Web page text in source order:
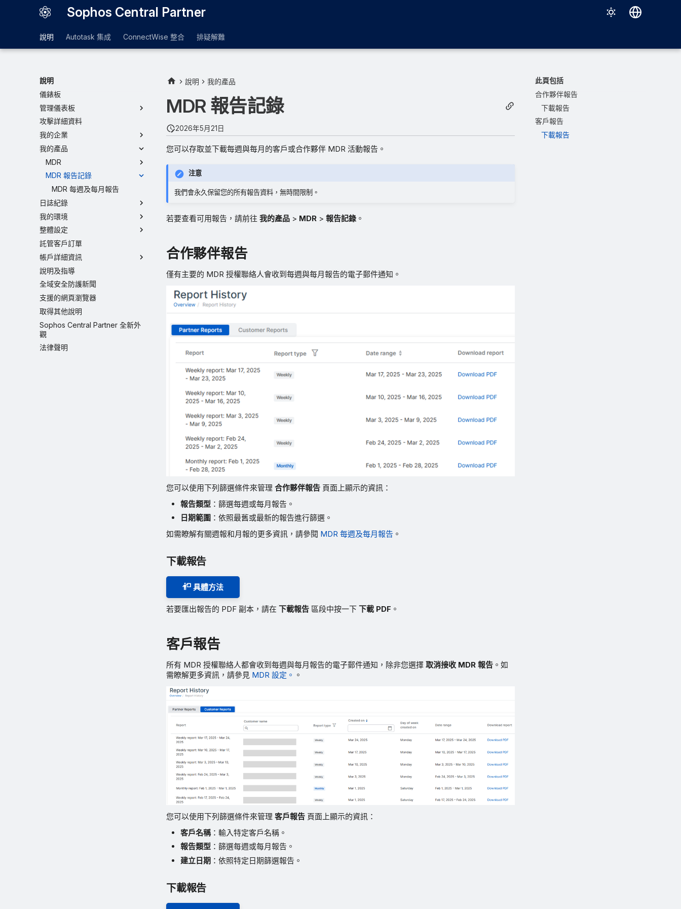
Sophos Central Partner
說明 Autotask 集成 ConnectWise 整合 排疑解難
說明
儀錶板
管理儀表板
攻擊詳細資料
我的企業
我的產品
MDR
MDR 報告記錄
MDR 每週及每月報告
日誌紀錄
我的環境
整體設定
託管客戶訂單
帳戶詳細資訊
說明及指導
全域安全防護新聞
支援的網頁瀏覽器
取得其他說明
Sophos Central Partner 全新外
觀
法律聲明
此頁包括
合作夥伴報告
下載報告
客戶報告
下載報告
說明 我的產品
MDR 報告記錄
2026年5月21日
您可以存取並下載每週與每月的客戶或合作夥伴 MDR 活動報告。
注意
我們會永久保留您的所有報告資料，無時間限制。
若要查看可用報告，請前往 我的產品 > MDR > 報告記錄 。
合作夥伴報告
僅有主要的 MDR 授權聯絡人會收到每週與每月報告的電子郵件通知。
您可以使用下列篩選條件來管理 合作夥伴報告 頁面上顯示的資訊：
報告類型 ：篩選每週或每月報告。
日期範圍 ：依照最舊或最新的報告進行篩選。
如需瞭解有關週報和月報的更多資訊，請參閱 MDR 每週及每月報告 。
下載報告
具體方法
若要匯出報告的 PDF 副本，請在 下載報告 區段中按一下 下載 PDF 。
客戶報告
所有 MDR 授權聯絡人都會收到每週與每月報告的電子郵件通知，除非您選擇 取消接收 MDR 報告 。如
需瞭解更多資訊，請參見 MDR 設定。 。
您可以使用下列篩選條件來管理 客戶報告 頁面上顯示的資訊：
客戶名稱：輸入特定客戶名稱。
報告類型 ：篩選每週或每月報告。
建立日期 ：依照特定日期篩選報告。
下載報告